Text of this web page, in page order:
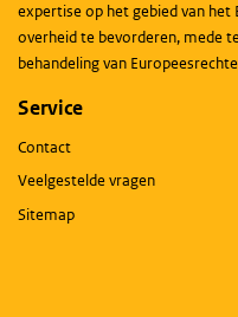
expertise op het gebied van het
overheid te bevorderen, mede
behandeling van
Service
Contact
Veelgestelde vragen
Sitemap